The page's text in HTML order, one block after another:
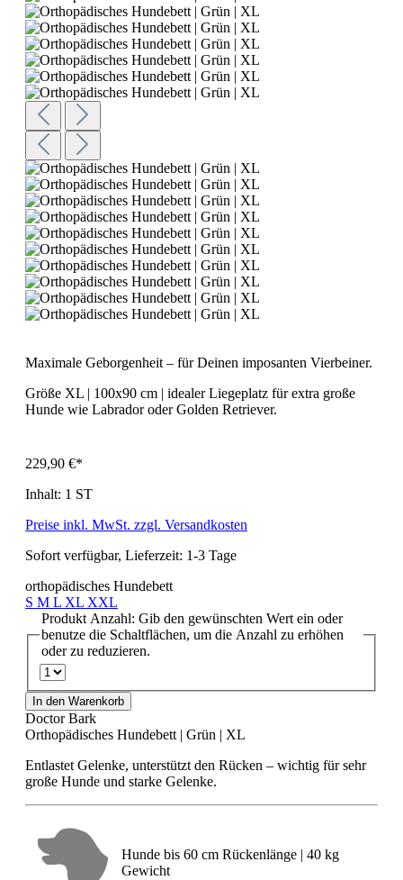
Maximale Geborgenheit – für Deinen imposanten Vierbeiner.
Größe XL | 100x90 cm | idealer Liegeplatz für extra große
Hunde wie Labrador oder Golden Retriever.
229,90 €*
Inhalt: 1 ST
Preise inkl. MwSt. zzgl. Versandkosten
Sofort verfügbar, Lieferzeit: 1-3 Tage
orthopädisches Hundebett
S M L XL XXL
Produkt Anzahl: Gib den gewünschten Wert ein oder
benutze die Schaltflächen, um die Anzahl zu erhöhen
oder zu reduzieren.
In den Warenkorb
Doctor Bark
Orthopädisches Hundebett | Grün | XL
Entlastet Gelenke, unterstützt den Rücken – wichtig für sehr
große Hunde und starke Gelenke.
Hunde bis 60 cm Rückenlänge | 40 kg
Gewicht